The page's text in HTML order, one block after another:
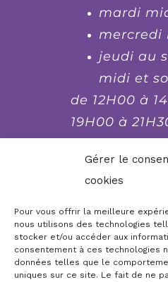
Gérer le
cookies
Pour vous offrir la meilleure
nous utilisons des technologies
stocker et/ou accéder aux
consentement à ces technologies
données telles que le
uniques sur ce site. Le fait de ne
mardi
mercredi
jeudi au
midi et
de 12H00 à
19H00 à
dimanche
soir et
Réserver,